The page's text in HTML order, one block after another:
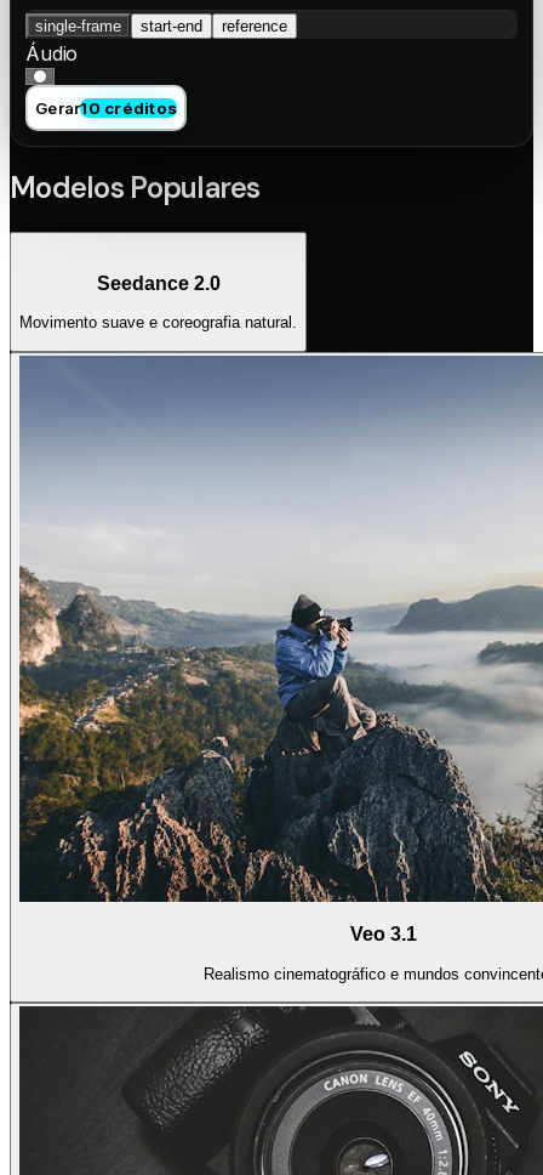
single-frame start-end reference
Áudio
Gerar10 créditos
Modelos Populares
Seedance 2.0
Movimento suave e coreografia natural.
Veo 3.1
Realismo cinematográfico e mundos